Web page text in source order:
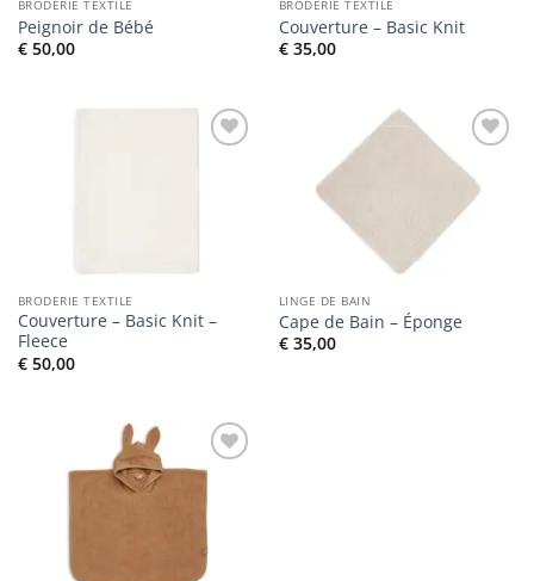
BRODERIE TEXTILE
Peignoir de Bébé
€50,00
BRODERIE TEXTILE
Couverture – Basic Knit
€35,00
BRODERIE TEXTILE
Couverture – Basic Knit –
Fleece
€50,00
Ajouter
à la liste
de
souhaits
LINGE DE BAIN
Cape de Bain – Éponge
€35,00
Ajouter
de
souhaits